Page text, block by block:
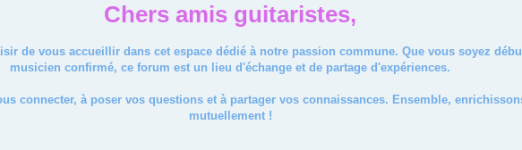
Chers amis guitaristes,
de vous accueillir dans cet espace dédié à notre passion commune. Que vous soyez
musicien confirmé, ce forum est un lieu d'échange et de partage d'expériences.
connecter, à poser vos questions et à partager vos connaissances. Ensemble,
mutuellement !